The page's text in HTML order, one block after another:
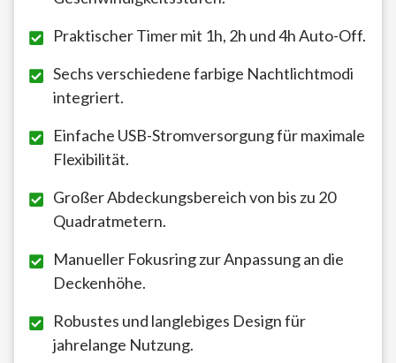
Praktischer Timer mit 1h, 2h und 4h Auto-Off.
Sechs verschiedene farbige Nachtlichtmodi
integriert.
Einfache USB-Stromversorgung für maximale
Flexibilität.
Großer Abdeckungsbereich von bis zu 20
Quadratmetern.
Manueller Fokusring zur Anpassung an die
Deckenhöhe.
Robustes und langlebiges Design für
jahrelange Nutzung.